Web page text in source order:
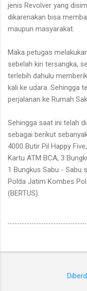
jenis Revolver yang
dikarenakan bisa
maupun masyarakat.
Maka petugas
sebelah kiri tersangka,
terlebih dahulu
kali ke udara. Sehingga
perjalanan ke Rumah
Sehingga saat ini telah
sebagai berikut
4000 Butir Pil Happy
Kartu ATM BCA, 3
1 Bungkus Sabu - Sabu
Polda Jatim Kombes
(BERTUS).